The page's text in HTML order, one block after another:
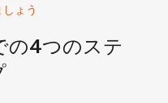
ょう
の4つのステ